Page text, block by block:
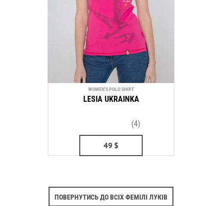
WOMEN'S POLO SHIRT
LESIA UKRAINKA
(4)
49 $
ПОВЕРНУТИСЬ ДО ВСІХ ФЕМІЛІ ЛУКІВ